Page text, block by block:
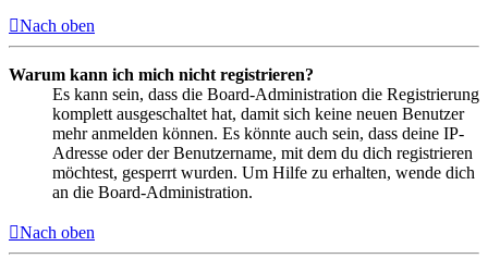
Nach oben
Warum kann ich mich nicht registrieren?
Es kann sein, dass die Board-Administration die Registrierung
komplett ausgeschaltet hat, damit sich keine neuen Benutzer
mehr anmelden können. Es könnte auch sein, dass deine IP-
Adresse oder der Benutzername, mit dem du dich registrieren
möchtest, gesperrt wurden. Um Hilfe zu erhalten, wende dich
an die Board-Administration.
Nach oben